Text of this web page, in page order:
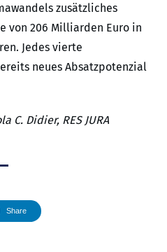
zusätzliches
von 206 Milliarden Euro in
Jedes vierte
neues Absatzpotenzial
C. Didier, RES JURA
Share